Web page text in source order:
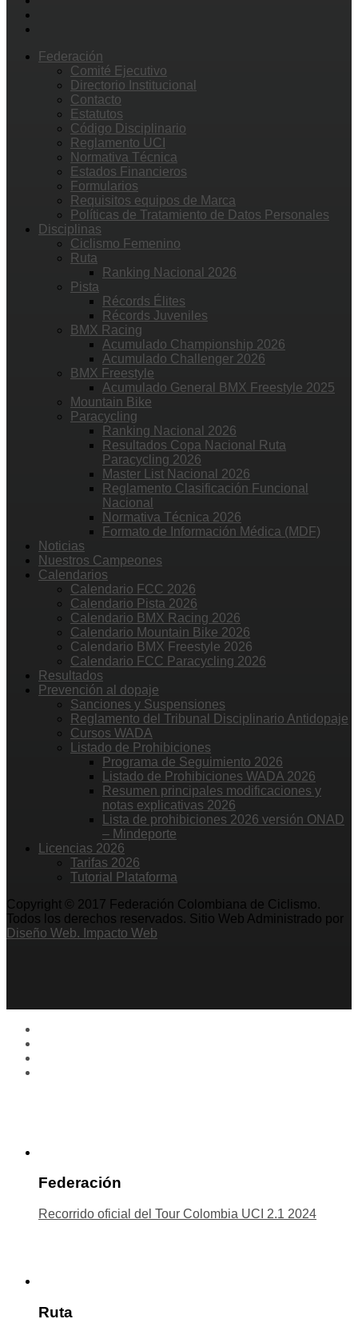
Federación
Comité Ejecutivo
Directorio Institucional
Contacto
Estatutos
Código Disciplinario
Reglamento UCI
Normativa Técnica
Estados Financieros
Formularios
Requisitos equipos de Marca
Políticas de Tratamiento de Datos Personales
Disciplinas
Ciclismo Femenino
Ruta
Ranking Nacional 2026
Pista
Récords Élites
Récords Juveniles
BMX Racing
Acumulado Championship 2026
Acumulado Challenger 2026
BMX Freestyle
Acumulado General BMX Freestyle 2025
Mountain Bike
Paracycling
Ranking Nacional 2026
Resultados Copa Nacional Ruta
Paracycling 2026
Master List Nacional 2026
Reglamento Clasificación Funcional
Nacional
Normativa Técnica 2026
Formato de Información Médica (MDF)
Noticias
Nuestros Campeones
Calendarios
Calendario FCC 2026
Calendario Pista 2026
Calendario BMX Racing 2026
Calendario Mountain Bike 2026
Calendario BMX Freestyle 2026
Calendario FCC Paracycling 2026
Resultados
Prevención al dopaje
Sanciones y Suspensiones
Reglamento del Tribunal Disciplinario Antidopaje
Cursos WADA
Listado de Prohibiciones
Programa de Seguimiento 2026
Listado de Prohibiciones WADA 2026
Resumen principales modificaciones y
notas explicativas 2026
Lista de prohibiciones 2026 versión ONAD
– Mindeporte
Licencias 2026
Tarifas 2026
Tutorial Plataforma
Copyright © 2017 Federación Colombiana de Ciclismo.
Todos los derechos reservados. Sitio Web Administrado por
Diseño Web. Impacto Web
Federación
Recorrido oficial del Tour Colombia UCI 2.1 2024
Ruta